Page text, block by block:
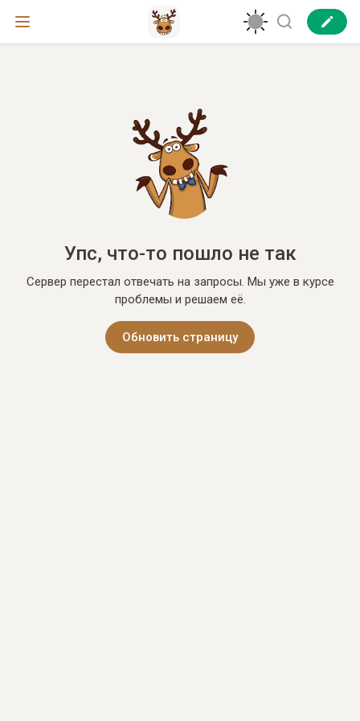
Упс, что-то пошло не так
Сервер перестал отвечать на запросы. Мы уже в курсе
проблемы и решаем её.
Обновить страницу